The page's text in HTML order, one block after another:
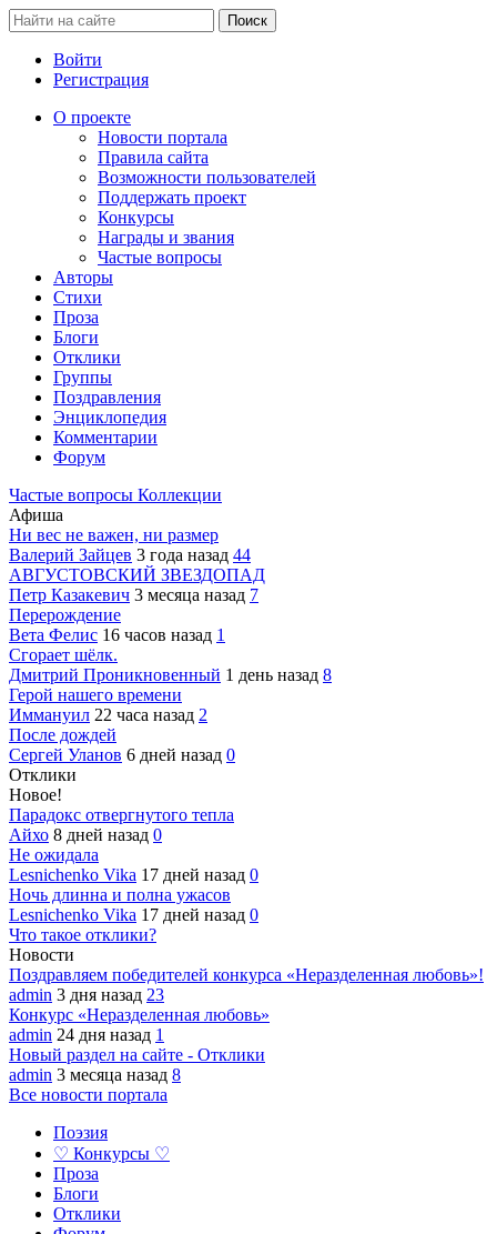
Войти
Регистрация
О проекте
Новости портала
Правила сайта
Возможности пользователей
Поддержать проект
Конкурсы
Награды и звания
Частые вопросы
Авторы
Стихи
Проза
Блоги
Отклики
Группы
Поздравления
Энциклопедия
Комментарии
Форум
Частые вопросы Коллекции
Афиша
Ни вес не важен, ни размер
Валерий Зайцев 3 года назад 44
АВГУСТОВСКИЙ ЗВЕЗДОПАД
Петр Казакевич 3 месяца назад 7
Перерождение
Вета Фелис 16 часов назад 1
Сгорает шёлк.
Дмитрий Проникновенный 1 день назад 8
Герой нашего времени
Иммануил 22 часа назад 2
После дождей
Сергей Уланов 6 дней назад 0
Отклики
Новое!
Парадокс отвергнутого тепла
Айхо 8 дней назад 0
Не ожидала
Lesnichenko Vika 17 дней назад 0
Ночь длинна и полна ужасов
Lesnichenko Vika 17 дней назад 0
Что такое отклики?
Новости
Поздравляем победителей конкурса «Неразделенная любовь»!
admin 3 дня назад 23
Конкурс «Неразделенная любовь»
admin 24 дня назад 1
Новый раздел на сайте - Отклики
admin 3 месяца назад 8
Все новости портала
Поэзия
♡ Конкурсы ♡
Проза
Блоги
Отклики